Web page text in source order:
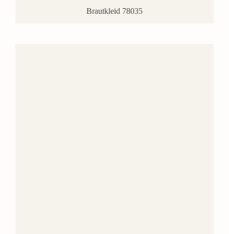
Brautkleid 78035